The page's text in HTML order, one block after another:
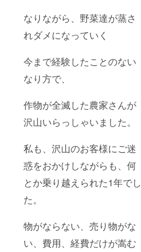
なりながら、野菜達が蒸さ
れダメになっていく
今まで経験したことのない
なり方で、
作物が全滅した農家さんが
沢山いらっしゃいました。
私も、沢山のお客様にご迷
惑をおかけしながらも、何
とか乗り越えられた1年でし
た。
物がならない、売り物がな
い、費用、経費だけが嵩む